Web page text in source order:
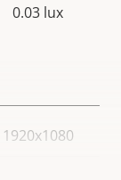
0.03 lux
1920x1080